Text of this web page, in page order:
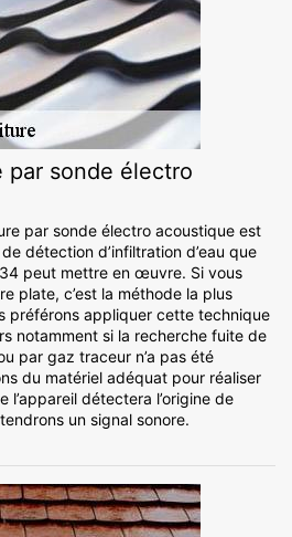
sonde électro
par sonde électro acoustique est
détection d’infiltration d’eau que
34 peut mettre en œuvre. Si vous
plate, c’est la méthode la plus
préférons appliquer cette technique
notamment si la recherche fuite de
par gaz traceur n’a pas été
du matériel adéquat pour réaliser
détectera l’origine de
un signal sonore.